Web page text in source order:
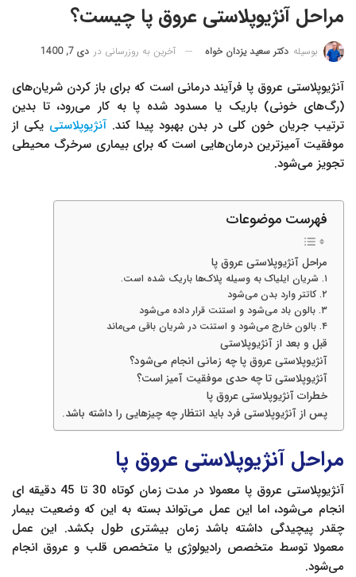
مراحل آنژیوپلاستی عروق پا چیست؟
بوسیله دکتر سعید یزدان خواه آخرین به روزرسانی در دی 7, 1400
آنژیوپلاستی عروق پا فرآیند درمانی است که برای باز کردن شریان‌های
(رگ‌های خونی) باریک یا مسدود شده پا به کار می‌رود، تا بدین
ترتیب جریان خون کلی در بدن بهبود پیدا کند.آنژیوپلاستی یکی از
موفقیت آمیزترین درمان‌هایی است که برای بیماری سرخرگ محیطی
تجویز می‌شود.
فهرست موضوعات
مراحل آنژیوپلاستی عروق پا
۱. شریان ایلیاک به وسیله پلاک‌ها باریک شده است.
۲. کاتتر وارد بدن می‌شود
۳. بالون باد می‌شود و استنت قرار داده می‌شود
۴. بالون خارج می‌شود و استنت در شریان باقی می‌ماند
قبل و بعد از آنژیوپلاستی
آنژیوپلاستی عروق پا چه زمانی انجام می‌شود؟
آنژیوپلاستی تا چه حدی موفقیت آمیز است؟
خطرات آنژیوپلاستی عروق پا
پس از آنژیوپلاستی فرد باید انتظار چه چیزهایی را داشته باشد.
مراحل آنژیوپلاستی عروق پا
آنژیوپلاستی عروق پا معمولا در مدت زمان کوتاه 30 تا 45 دقیقه ای
انجام می‌شود، اما این عمل می‌تواند بسته به این که وضعیت بیمار
چقدر پیچیدگی داشته باشد زمان بیشتری طول بکشد. این عمل
معمولا توسط متخصص رادیولوژی یا متخصص قلب و عروق انجام
می‌شود.